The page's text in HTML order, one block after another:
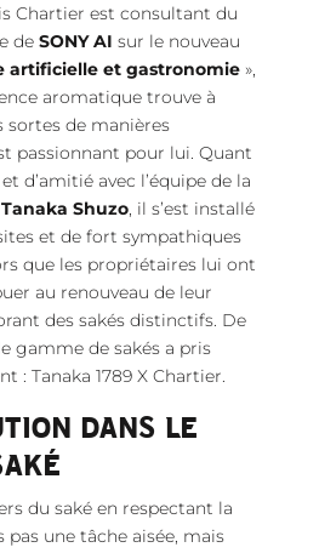
Chartier est consultant du
de SONY AI sur le nouveau
artificielle et gastronomie »,
aromatique trouve à
sortes de manières
passionnant pour lui. Quant
d’amitié avec l’équipe de la
Tanaka Shuzo, il s’est installé
et de fort sympathiques
que les propriétaires lui ont
au renouveau de leur
des sakés distinctifs. De
gamme de sakés a pris
: Tanaka 1789 X Chartier.
DANS LE
du saké en respectant la
pas une tâche aisée, mais